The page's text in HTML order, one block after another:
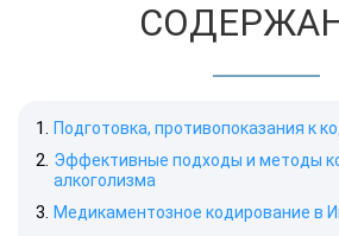
Подготовка, противопоказания к
Эффективные подходы и методы
алкоголизма
Медикаментозное кодирование в